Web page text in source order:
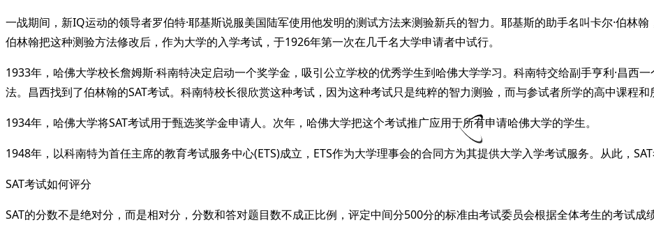
一战期间，新IQ运动的领导者罗伯特·耶基斯说服美国陆军使用他发明的测试方法来测验新兵的智力。耶基斯的助手名叫卡尔·伯林
伯林翰把这种测验方法修改后，作为大学的入学考试，于1926年第一次在几千名大学申请者中试行。
1933年，哈佛大学校长詹姆斯·科南特决定启动一个奖学金，吸引公立学校的优秀学生到哈佛大学学习。科南特交给副手亨利·昌西
法。昌西找到了伯林翰的SAT考试。科南特校长很欣赏这种考试，因为这种考试只是纯粹的智力测验，而与参试者所学的高中课程和
1934年，哈佛大学将SAT考试用于甄选奖学金申请人。次年，哈佛大学把这个考试推广应用于所有申请哈佛大学的学生。
1948年，以科南特为首任主席的教育考试服务中心(ETS)成立，ETS作为大学理事会的合同方为其提供大学入学考试服务。从此，
SAT考试如何评分
SAT的分数不是绝对分，而是相对分，分数和答对题目数不成正比例，评定中间分500分的标准由考试委员会根据全体考生的考试成